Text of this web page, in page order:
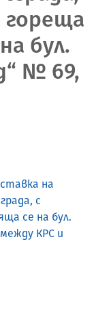
гореща
бул.
№ 69,
на
с
се на бул.
КРС и